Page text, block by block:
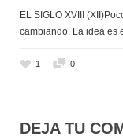
EL SIGLO XVIII
cambiando. La idea es
1 0
DEJA TU